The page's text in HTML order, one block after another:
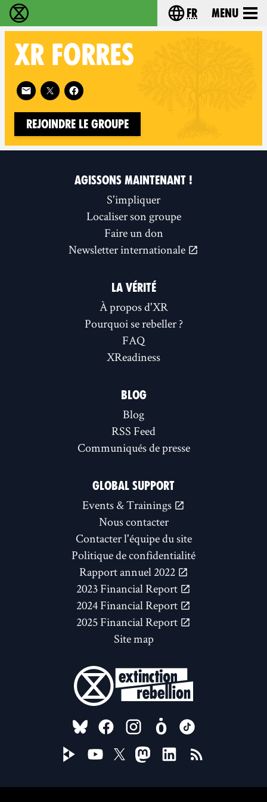
Extinction Rebellion - Home Choisissez votre
fr Menu
XR FORRES
Follow XR Forres on
Rejoindre le groupe
AGISSONS MAINTENANT !
S'impliquer
Localiser son groupe
Faire un don
Newsletter internationale
LA VÉRITÉ
À propos d'XR
Pourquoi se rebeller ?
FAQ
XReadiness
BLOG
Blog
RSS Feed
Communiqués de presse
GLOBAL SUPPORT
Events & Trainings
Nous contacter
Contacter l'équipe du site
Politique de confidentialité
Rapport annuel 2022
2023 Financial Report
2024 Financial Report
2025 Financial Report
Site map
FOLLOW US ON